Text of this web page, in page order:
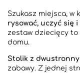
Szukasz miejsca, w
rysować, uczyć się
zestaw dziecięcy
domu.
Stolik z
zabawy. Z jednej